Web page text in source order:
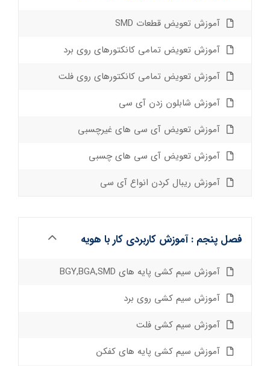
آموزش تعویض قطعات SMD
آموزش تعویض تمامی کانکتورهای روی برد
آموزش تعویض تمامی کانکتورهای روی فلت
آموزش شابلون زدن آی سی
آموزش تعویض آی سی های غیرچسبی
آموزش تعویض آی سی های چسبی
آموزش ریبال کردن انواع آی سی
فصل پنجم : آموزش کاربردی کار با هویه
آموزش سیم کشی پایه های BGY,BGA,SMD
آموزش سیم کشی روی برد
آموزش سیم کشی فلت
آموزش سیم کشی پایه های کفکن